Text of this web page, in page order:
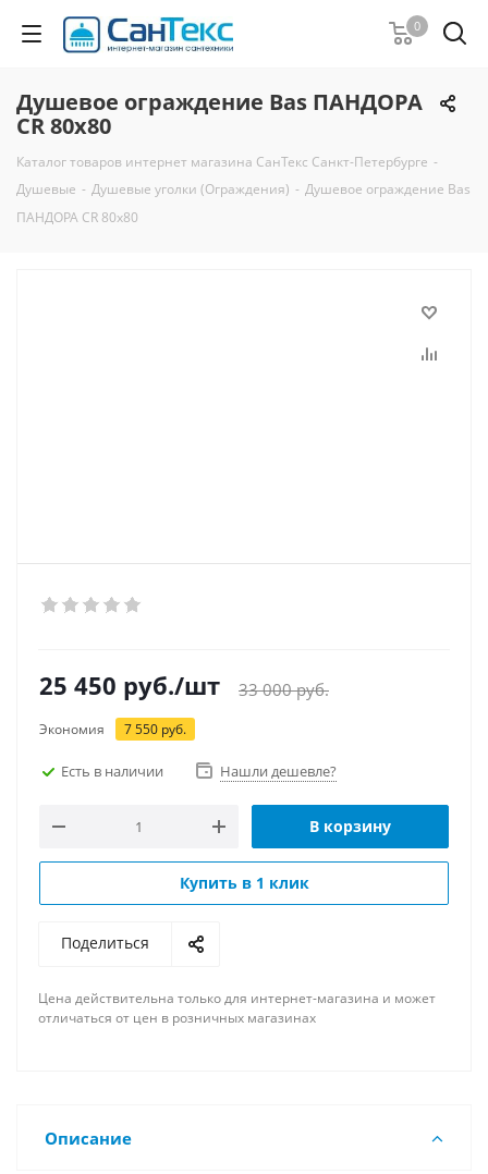
0
Душевое ограждение Bas ПАНДОРА
CR 80x80
Каталог товаров интернет магазина СанТекс Санкт-Петербурге -
Душевые - Душевые уголки (Ограждения) - Душевое ограждение Bas
ПАНДОРА CR 80x80
25 450 руб./шт 33 000руб.
Экономия 7 550 руб.
Есть в наличии Нашли дешевле?
В корзину
Купить в 1 клик
Поделиться
Цена действительна только для интернет-магазина и может
отличаться от цен в розничных магазинах
Описание